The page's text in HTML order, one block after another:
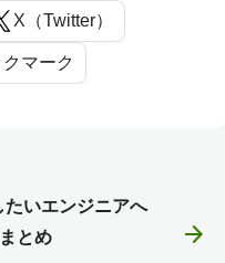
X（Twitter）
マーク
いエンジニアへ
arrow_forward
とめ